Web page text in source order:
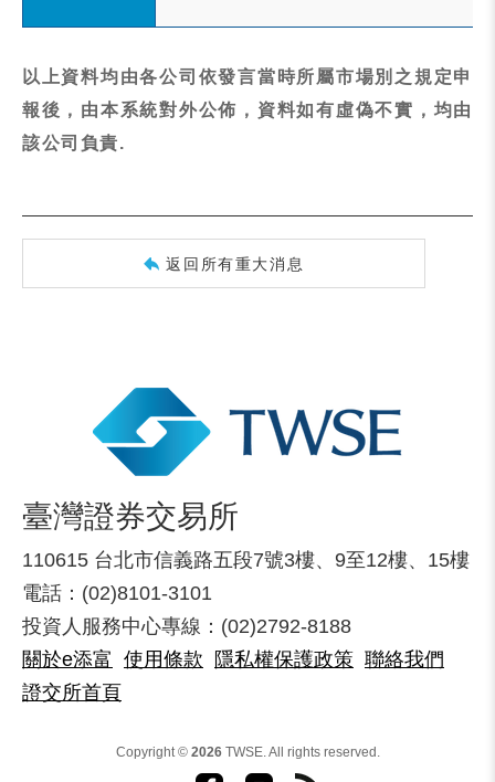
以上資料均由各公司依發言當時所屬市場別之規定申
報後，由本系統對外公佈，資料如有虛偽不實，均由
該公司負責.
返回所有重大消息
臺灣證券交易所
110615 台北市信義路五段7號3樓、9至12樓、15樓
電話：(02)8101-3101
投資人服務中心專線：(02)2792-8188
關於e添富 使用條款 隱私權保護政策 聯絡我們
證交所首頁
Copyright © 2026TWSE. All rights reserved.